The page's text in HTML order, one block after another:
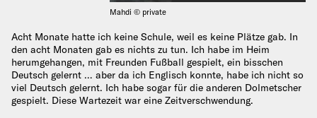
Mahdi © private
Acht Monate hatte ich keine Schule, weil es keine Plätze gab. In
den acht Monaten gab es nichts zu tun. Ich habe im Heim
herumgehangen, mit Freunden Fußball gespielt, ein bisschen
Deutsch gelernt … aber da ich Englisch konnte, habe ich nicht so
viel Deutsch gelernt. Ich habe sogar für die anderen Dolmetscher
gespielt. Diese Wartezeit war eine Zeitverschwendung.